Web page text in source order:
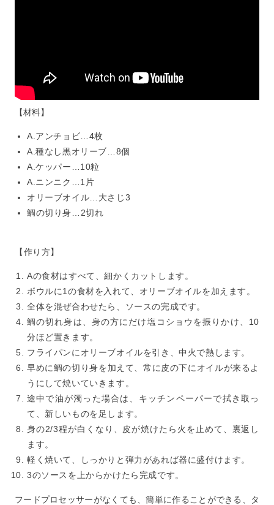
【材料】
A.アンチョビ…4枚
A.種なし黒オリーブ…8個
A.ケッパー…10粒
A.ニンニク…1片
オリーブオイル…大さじ3
鯛の切り身…2切れ
【作り方】
Aの食材はすべて、細かくカットします。
ボウルに1の食材を入れて、オリーブオイルを加えます。
全体を混ぜ合わせたら、ソースの完成です。
鯛の切れ身は、身の方にだけ塩コショウを振りかけ、10
分ほど置きます。
フライパンにオリーブオイルを引き、中火で熱します。
早めに鯛の切り身を加えて、常に皮の下にオイルが来るよ
うにして焼いていきます。
途中で油が濁った場合は、キッチンペーパーで拭き取っ
て、新しいものを足します。
身の2/3程が白くなり、皮が焼けたら火を止めて、裏返し
ます。
軽く焼いて、しっかりと弾力があれば器に盛付けます。
3のソースを上からかけたら完成です。
フードプロセッサーがなくても、簡単に作ることができる、タ